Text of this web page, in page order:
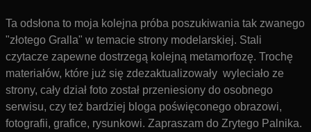
Ta odsłona to moja kolejna próba poszukiwania tak zwanego
"złotego Gralla" w temacie strony modelarskiej. Stali
czytacze zapewne dostrzegą kolejną metamorfozę. Trochę
materiałów, które już się zdezaktualizowały wyleciało ze
strony, cały dział foto został przeniesiony do osobnego
serwisu, czy też bardziej bloga poświęconego obrazowi,
fotografii, grafice, rysunkowi. Zapraszam do Zrytego Palnika.